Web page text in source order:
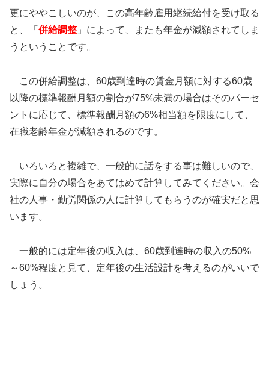
更にややこしいのが、この高年齢雇用継続給付を受け取る
と、「 併給調整 」によって、またも年金が減額されてしま
うということです。
この併給調整は、60歳到達時の賃金月額に対する60歳
以降の標準報酬月額の割合が75%未満の場合はそのパーセ
ントに応じて、標準報酬月額の6%相当額を限度にして、
在職老齢年金が減額されるのです。
いろいろと複雑で、一般的に話をする事は難しいので、
実際に自分の場合をあてはめて計算してみてください。会
社の人事・勤労関係の人に計算してもらうのが確実だと思
います。
一般的には定年後の収入は、60歳到達時の収入の50%
～60%程度と見て、定年後の生活設計を考えるのがいいで
しょう。